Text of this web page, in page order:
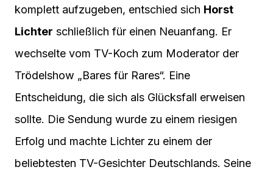
komplett aufzugeben, entschied sich Horst
Lichter schließlich für einen Neuanfang. Er
wechselte vom TV-Koch zum Moderator der
Trödelshow „Bares für Rares“. Eine
Entscheidung, die sich als Glücksfall erweisen
sollte. Die Sendung wurde zu einem riesigen
Erfolg und machte Lichter zu einem der
beliebtesten TV-Gesichter Deutschlands. Seine